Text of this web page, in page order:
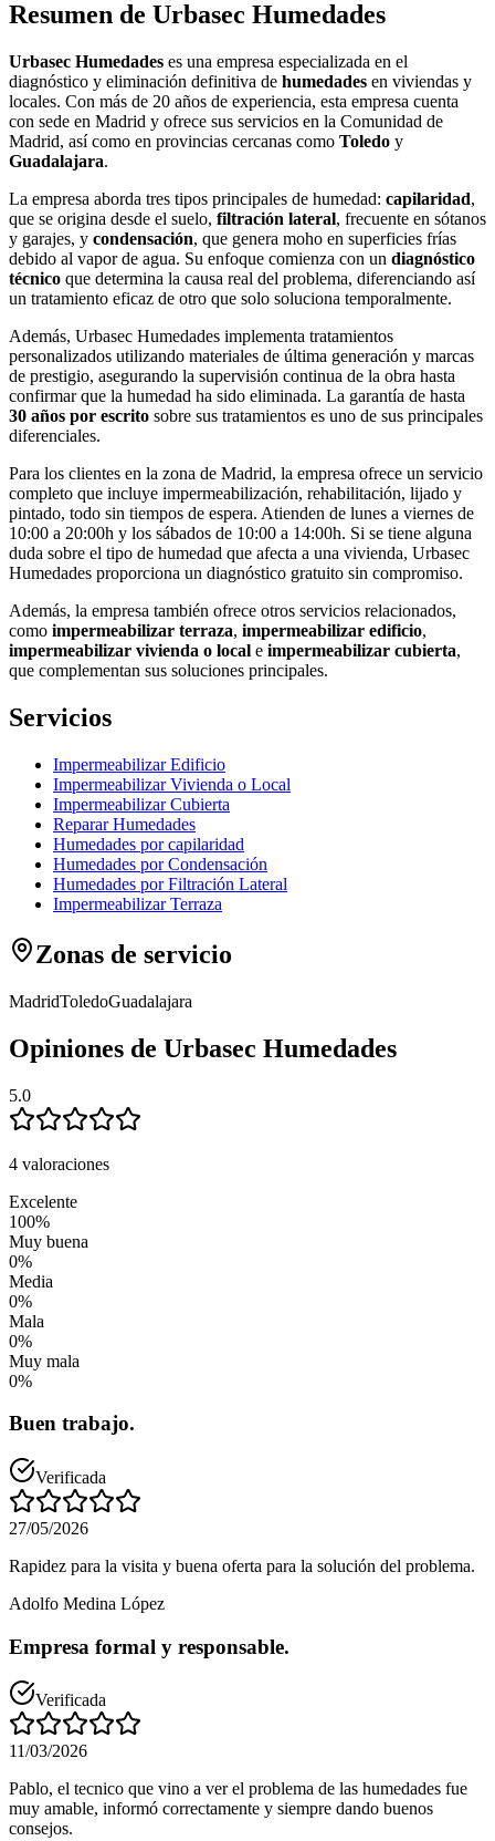
Resumen de Urbasec Humedades
Urbasec Humedades es una empresa especializada en el
diagnóstico y eliminación definitiva de humedades en viviendas y
locales. Con más de 20 años de experiencia, esta empresa cuenta
con sede en Madrid y ofrece sus servicios en la Comunidad de
Madrid, así como en provincias cercanas como Toledo y
Guadalajara.
La empresa aborda tres tipos principales de humedad: capilaridad,
que se origina desde el suelo, filtración lateral, frecuente en sótanos
y garajes, y condensación, que genera moho en superficies frías
debido al vapor de agua. Su enfoque comienza con un diagnóstico
técnico que determina la causa real del problema, diferenciando así
un tratamiento eficaz de otro que solo soluciona temporalmente.
Además, Urbasec Humedades implementa tratamientos
personalizados utilizando materiales de última generación y marcas
de prestigio, asegurando la supervisión continua de la obra hasta
confirmar que la humedad ha sido eliminada. La garantía de hasta
30 años por escrito sobre sus tratamientos es uno de sus principales
diferenciales.
Para los clientes en la zona de Madrid, la empresa ofrece un servicio
completo que incluye impermeabilización, rehabilitación, lijado y
pintado, todo sin tiempos de espera. Atienden de lunes a viernes de
10:00 a 20:00h y los sábados de 10:00 a 14:00h. Si se tiene alguna
duda sobre el tipo de humedad que afecta a una vivienda, Urbasec
Humedades proporciona un diagnóstico gratuito sin compromiso.
Además, la empresa también ofrece otros servicios relacionados,
como impermeabilizar terraza, impermeabilizar edificio,
impermeabilizar vivienda o local e impermeabilizar cubierta,
que complementan sus soluciones principales.
Servicios
Impermeabilizar Edificio
Impermeabilizar Vivienda o Local
Impermeabilizar Cubierta
Reparar Humedades
Humedades por capilaridad
Humedades por Condensación
Humedades por Filtración Lateral
Impermeabilizar Terraza
Zonas de servicio
MadridToledoGuadalajara
Opiniones de Urbasec Humedades
5.0
4 valoraciones
Excelente
100%
Muy buena
0%
Media
0%
Mala
0%
Muy mala
0%
Buen trabajo.
Verificada
27/05/2026
Rapidez para la visita y buena oferta para la solución del problema.
Adolfo Medina López
Empresa formal y responsable.
Verificada
11/03/2026
Pablo, el tecnico que vino a ver el problema de las humedades fue
muy amable, informó correctamente y siempre dando buenos
consejos.